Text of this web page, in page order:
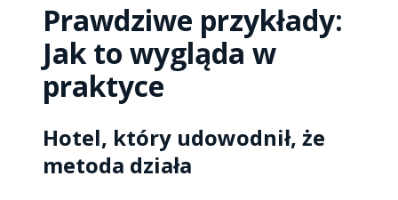
Prawdziwe przykłady:
Jak to wygląda w
praktyce
Hotel, który udowodnił, że
metoda działa